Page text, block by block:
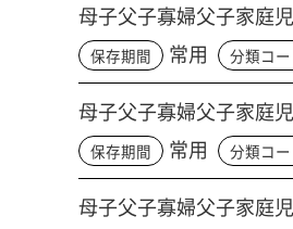
母子父子寡婦父子家庭
保存期間 常用 分類コー
母子父子寡婦父子家庭
保存期間 常用 分類コー
母子父子寡婦父子家庭